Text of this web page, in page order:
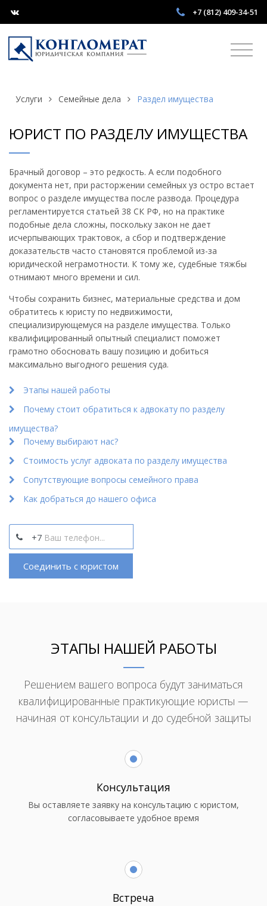
+7 (812) 409-34-51
Услуги Семейные дела Раздел имущества
ЮРИСТ ПО РАЗДЕЛУ ИМУЩЕСТВА
Брачный договор – это редкость. А если подобного
документа нет, при расторжении семейных уз остро встает
вопрос о разделе имущества после развода. Процедура
регламентируется статьей 38 СК РФ, но на практике
подобные дела сложны, поскольку закон не дает
исчерпывающих трактовок, а сбор и подтверждение
доказательств часто становятся проблемой из-за
юридической неграмотности. К тому же, судебные тяжбы
отнимают много времени и сил.
Чтобы сохранить бизнес, материальные средства и дом
обратитесь к юристу по недвижимости,
специализирующемуся на разделе имущества. Только
квалифицированный опытный специалист поможет
грамотно обосновать вашу позицию и добиться
максимально выгодного решения суда.
Этапы нашей работы
Почему стоит обратиться к адвокату по разделу
имущества?
Почему выбирают нас?
Стоимость услуг адвоката по разделу имущества
Сопутствующие вопросы семейного права
Как добраться до нашего офиса
+7
Соединить с юристом
ЭТАПЫ НАШЕЙ РАБОТЫ
Решением вашего вопроса будут заниматься
квалифицированные практикующие юристы —
начиная от консультации и до судебной защиты
Консультация
Вы оставляете заявку на консультацию с юристом,
согласовываете удобное время
Встреча